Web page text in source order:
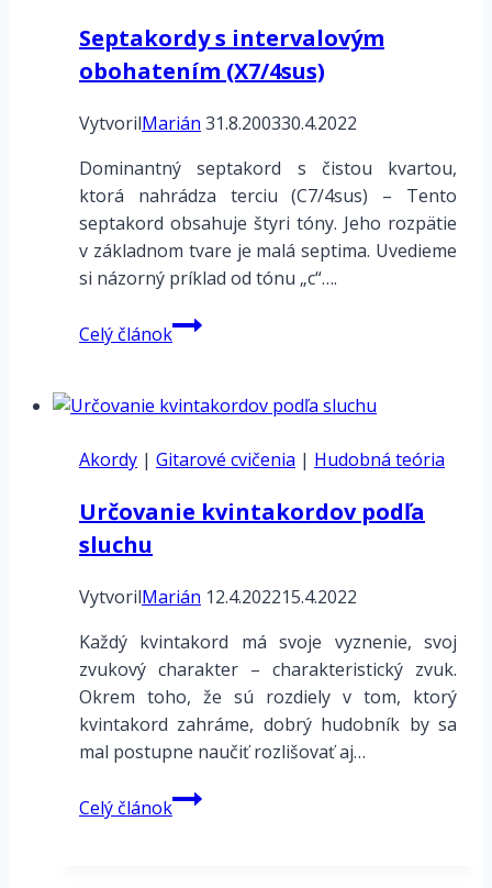
Septakordy s intervalovým
obohatením (X7/4sus)
VytvorilMarián 31.8.200330.4.2022
Dominantný septakord s čistou kvartou,
ktorá nahrádza terciu (C7/4sus) – Tento
septakord obsahuje štyri tóny. Jeho rozpätie
v základnom tvare je malá septima. Uvedieme
si názorný príklad od tónu „c“….
Celý článokSeptakordy
s
obohatením
Akordy | Gitarové cvičenia | Hudobná teória
Určovanie kvintakordov podľa
sluchu
VytvorilMarián 12.4.202215.4.2022
Každý kvintakord má svoje vyznenie, svoj
zvukový charakter – charakteristický zvuk.
Okrem toho, že sú rozdiely v tom, ktorý
kvintakord zahráme, dobrý hudobník by sa
mal postupne naučiť rozlišovať aj…
Celý článokUrčovanie
kvintakordov